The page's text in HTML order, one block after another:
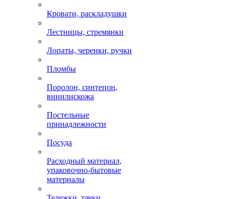
Кровати, раскладушки
Лестницы, стремянки
Лопаты, черенки, ручки
Пломбы
Поролон, синтепон,
винилискожа
Постельные
принадлежности
Посуда
Расходный материал,
упаковочно-бытовые
материалы